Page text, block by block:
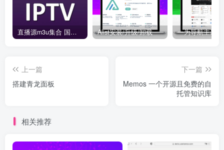
直播源m3u集合 国内外直播源-IPTV URL TVBOX Alist安装/升级/卸载
上一篇
搭建青龙面板
下一篇
Memos 一个开源且免费的自
托管知识库
相关推荐